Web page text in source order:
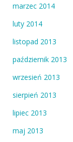
marzec 2014
luty 2014
listopad 2013
październik 2013
wrzesień 2013
sierpień 2013
lipiec 2013
maj 2013